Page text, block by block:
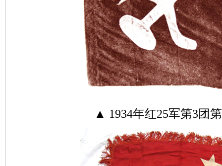
▲ 1934年红25军第3团